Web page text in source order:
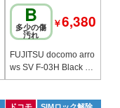
B
多少の傷
汚れ
￥6,380
FUJITSU docomo arro
ws SV F-03H Black 51
5